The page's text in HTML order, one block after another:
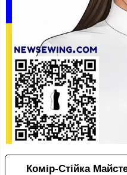
Комір-Стійка